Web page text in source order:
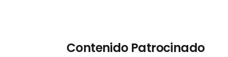
Contenido Patrocinado